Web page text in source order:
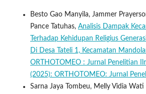
Besto Gao Manyila, Jammer
Pance Tatuhas, Analisis Dampak
Terhadap Kehidupan Religius
Di Desa Tateli 1, Kecamatan
ORTHOTOMEO : Jurnal Penelitian
(2025): ORTHOTOMEO: Jurnal
Sarna Jaya Tombeu, Melly Vidia Wati